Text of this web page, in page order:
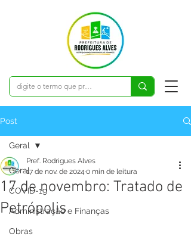
Post
Geral
COVID-19
Administração e Finanças
Obras
Geral
17 de novembro: Tratado de
Petrópolis
Pref. Rodrigues Alves
17 de nov. de 2024 0 min de leitura